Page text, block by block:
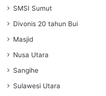
SMSI Sumut
Divonis 20 tahun Bui
Masjid
Nusa Utara
Sangihe
Sulawesi Utara